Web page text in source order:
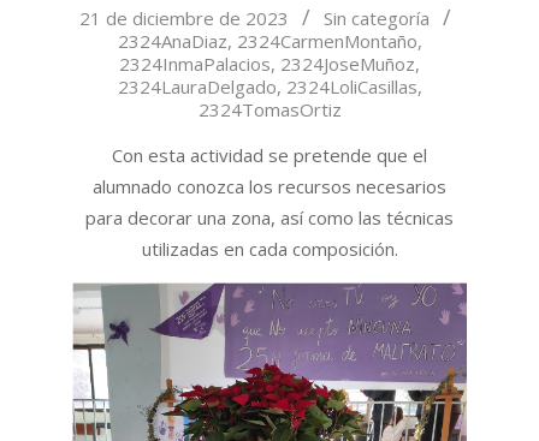
2023-
21 de diciembre de 2023
Sin categoría
2324AnaDiaz, 2324CarmenMontaño,
2324InmaPalacios, 2324JoseMuñoz,
2324LauraDelgado, 2324LoliCasillas,
2324TomasOrtiz
Con esta actividad se pretende que el
alumnado conozca los recursos necesarios
para decorar una zona, así como las técnicas
utilizadas en cada composición.